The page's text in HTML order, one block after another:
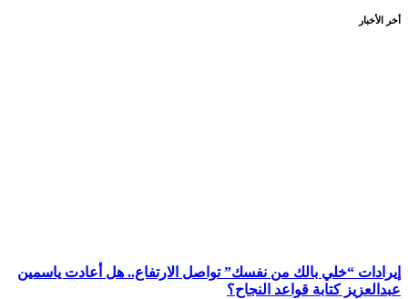
أخر الأخبار
إيرادات “خلي بالك من نفسك” تواصل الارتفاع.. هل أعادت ياسمين
عبدالعزيز كتابة قواعد النجاح؟